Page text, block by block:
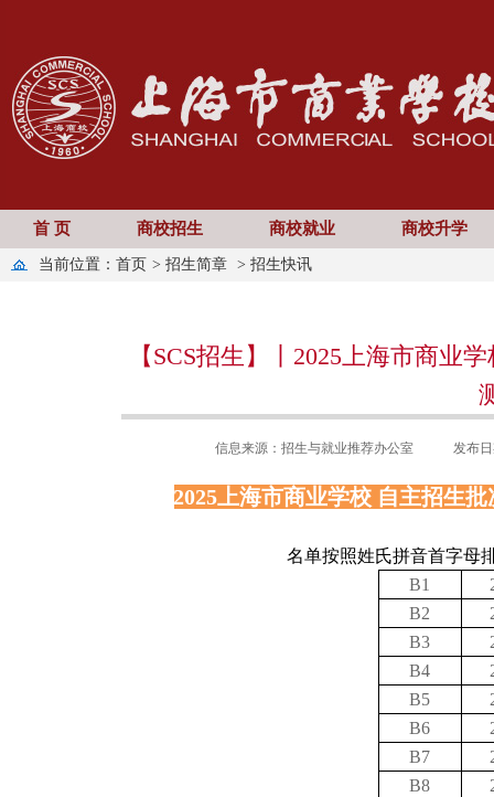
首 页 商校招生 商校就业 商校升学
当前位置： 首页 > 招生简章 > 招生快讯
【SCS招生】丨2025上海市商业
信息来源：招生与就业推荐办公室 发布
2025上海市商业学校 自主招生
名单按照姓氏拼音首字母
B1
B2
B3
B4
B5
B6
B7
B8